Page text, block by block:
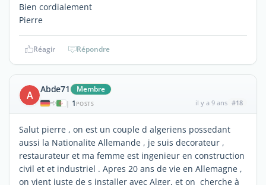
Bien cordialement
Pierre
Réagir Répondre
A Abde71 Membre
| 1 POSTS il y a 9 ans #18
Salut pierre , on est un couple d algeriens possedant
aussi la Nationalite Allemande , je suis decorateur ,
restaurateur et ma femme est ingenieur en construction
civil et et industriel . Apres 20 ans de vie en Allemagne ,
on vient juste de s installer avec Alger, et on cherche à